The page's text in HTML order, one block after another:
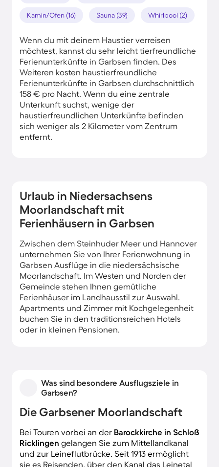
Kamin/Ofen (16) Sauna (39) Whirlpool (2)
Wenn du mit deinem Haustier verreisen
möchtest, kannst du sehr leicht tierfreundliche
Ferienunterkünfte in Garbsen finden. Des
Weiteren kosten haustierfreundliche
Ferienunterkünfte in Garbsen durchschnittlich
158 € pro Nacht. Wenn du eine zentrale
Unterkunft suchst, wenige der
haustierfreundlichen Unterkünfte befinden
sich weniger als 2 Kilometer vom Zentrum
entfernt.
Urlaub in Niedersachsens
Moorlandschaft mit
Ferienhäusern in Garbsen
Zwischen dem Steinhuder Meer und Hannover
unternehmen Sie von Ihrer Ferienwohnung in
Garbsen Ausflüge in die niedersächsische
Moorlandschaft. Im Westen und Norden der
Gemeinde stehen Ihnen gemütliche
Ferienhäuser im Landhausstil zur Auswahl.
Apartments und Zimmer mit Kochgelegenheit
buchen Sie in den traditionsreichen Hotels
oder in kleinen Pensionen.
Was sind besondere Ausflugsziele in
Garbsen?
Die Garbsener Moorlandschaft
Bei Touren vorbei an der Barockkirche in Schloß
Ricklingen gelangen Sie zum Mittellandkanal
und zur Leineflutbrücke. Seit 1913 ermöglicht
sie es Reisenden, über den Kanal das Leinetal